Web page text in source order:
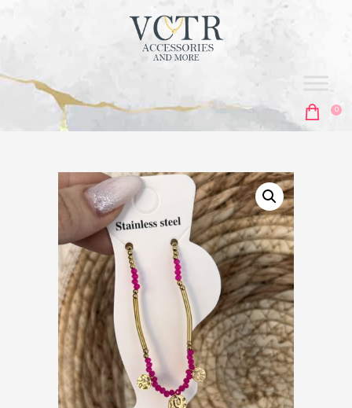
0
vctr
ΑΡΧΙΚΗ
ΣΚΟΥΛΑΡΊΚΙΑ
ΚΟΛΙΈ
ΑΛΥΣΊΔΕΣ
ΒΡΑΧΙΌΛΙΑ
MEN'S COLLECTION
ΔΑΧΤΥΛΊΔΙΑ
ΜΠΙΖΟΥΤΙΈΡΕΣ
ΑΞΕΣΟΥΆΡ
ΤΣΆΝΤΕΣ
ΡΟΛΌΓΙΑ
BRIDAL